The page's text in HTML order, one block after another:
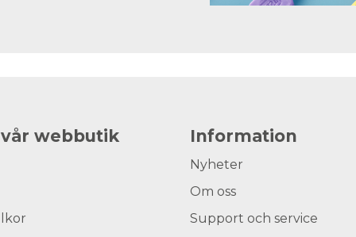
webbutik Information
Nyheter
Om oss
Support och service